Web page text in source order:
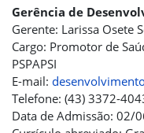
Gerência de
Gerente: Larissa Osete
Cargo: Promotor de
PSPAPSI
E-mail:
Telefone: (43) 3372-
Data de Admissão: 02/